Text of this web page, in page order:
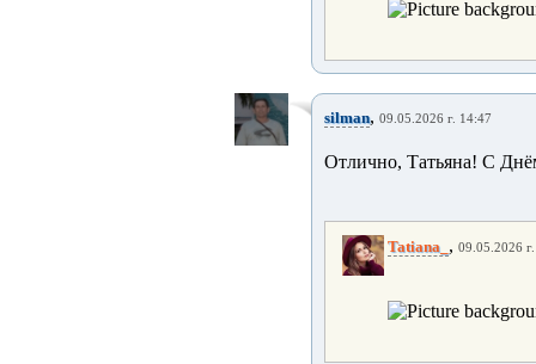
silman, 09.05.2026 г. 14:47
Отлично, Татьяна! С
Tatiana_ , 09.05.2026